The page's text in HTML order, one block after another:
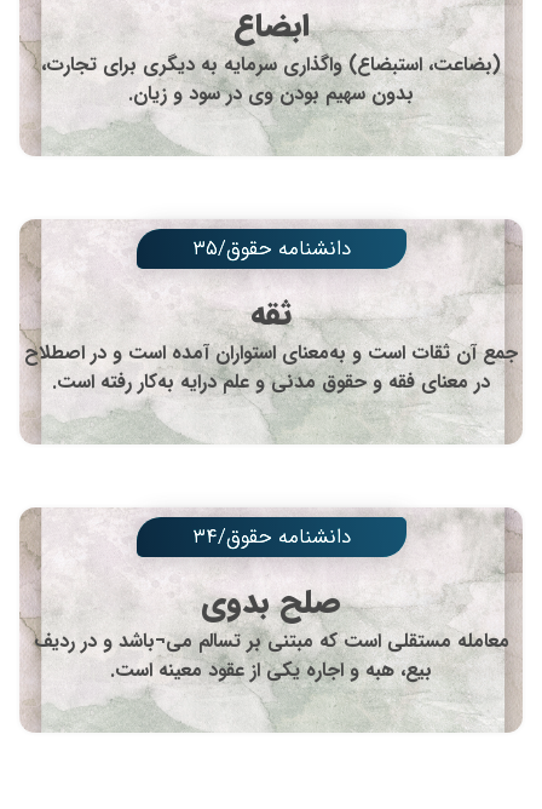
ابضاع
(بضاعت، استبضاع) واگذاری سرمایه به دیگری برای تجارت،
بدون سهیم بودن وی در سود و زیان.
دانشنامه حقوق/۳۵
ثقه
جمع آن ثقات است و به‌معنای استواران آمده است و در اصطلاح
در معنای فقه و حقوق مدنی و علم درایه به‌کار رفته است.
دانشنامه حقوق/۳۴
صلح بدوی
معامله مستقلی است که مبتنی بر تسالم می¬باشد و در ردیف
بیع، هبه و اجاره یکی از عقود معینه است.